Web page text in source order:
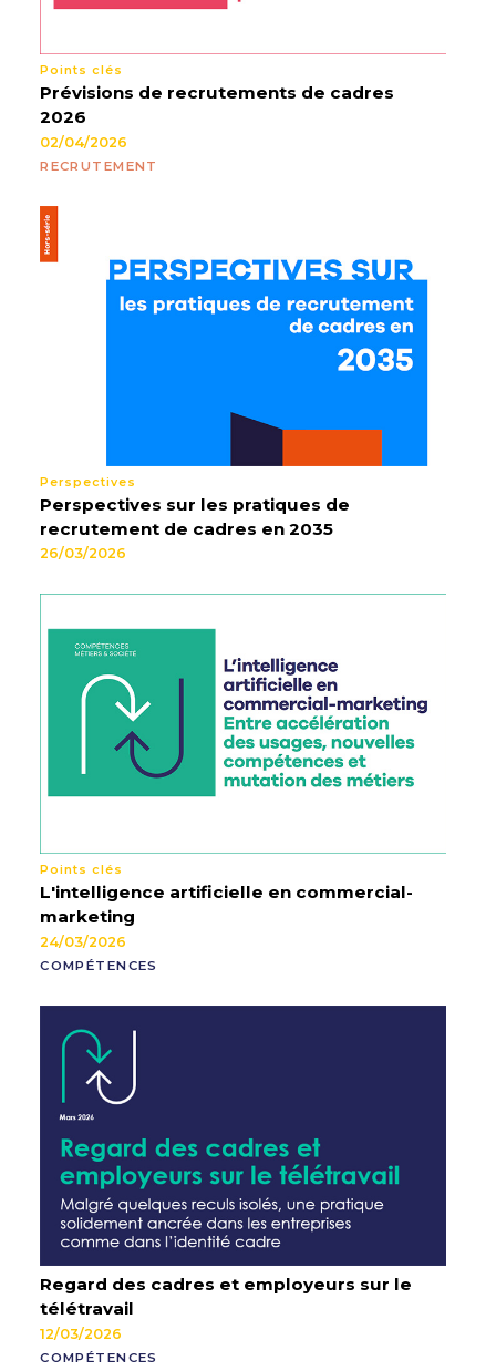
Points clés
Prévisions de recrutements de cadres
2026
02/04/2026
RECRUTEMENT
Perspectives
Perspectives sur les pratiques de
recrutement de cadres en 2035
26/03/2026
Points clés
L'intelligence artificielle en commercial-
marketing
24/03/2026
COMPÉTENCES
Regard des cadres et employeurs sur le
télétravail
12/03/2026
COMPÉTENCES